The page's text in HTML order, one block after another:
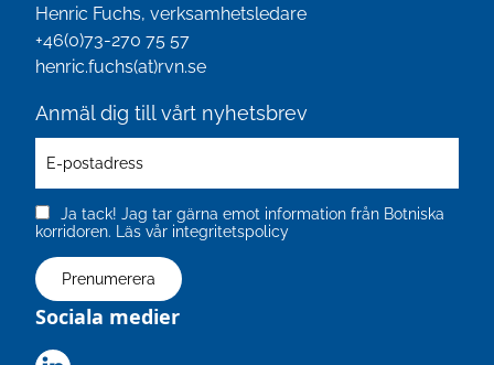
Henric Fuchs, verksamhetsledare
+46(0)‭73-270 75 57‬
henric.fuchs(at)rvn.se
Anmäl dig till vårt nyhetsbrev
Ja tack! Jag tar gärna emot information från Botniska
korridoren. Läs vår integritetspolicy
Sociala medier